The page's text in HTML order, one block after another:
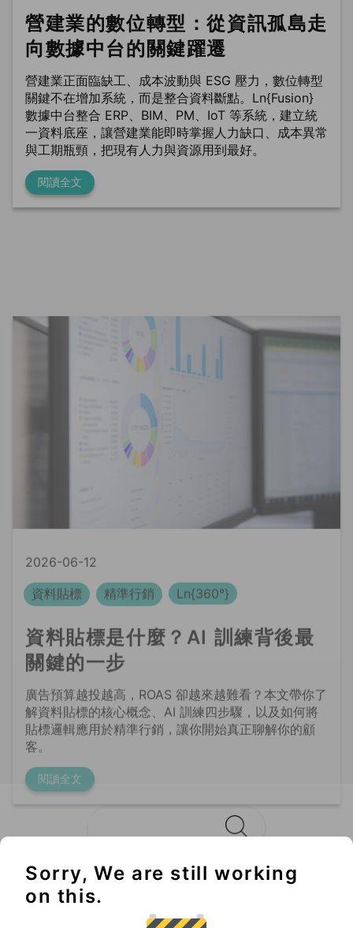
營建業的數位轉型：從資訊孤島走
向數據中台的關鍵躍遷
營建業正面臨缺工、成本波動與 ESG 壓力，數位轉型
關鍵不在增加系統，而是整合資料斷點。Ln{Fusion}
數據中台整合 ERP、BIM、PM、IoT 等系統，建立統
一資料底座，讓營建業能即時掌握人力缺口、成本異常
與工期瓶頸，把現有人力與資源用到最好。
閱讀全文
Ln{360°}
資料貼標是什麼？AI 訓練背後最
關鍵的一步
廣告預算越投越高，ROAS 卻越來越難看？本文帶你了
解資料貼標的核心概念、AI 訓練四步驟，以及如何將
貼標邏輯應用於精準行銷，讓你開始真正聊解你的顧
客。
閱讀全文
Sorry, We are still working
on this.